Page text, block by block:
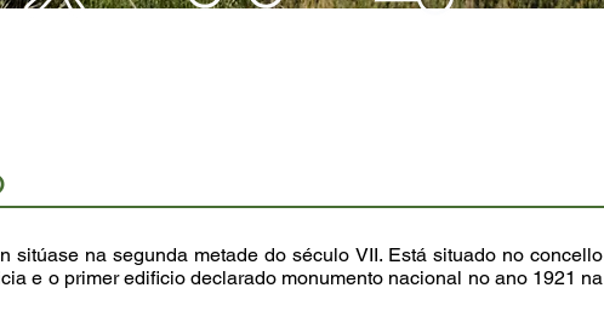
sitúase na segunda metade do século VII. Está situado no concello
e o primer edificio declarado monumento nacional no ano 1921 na